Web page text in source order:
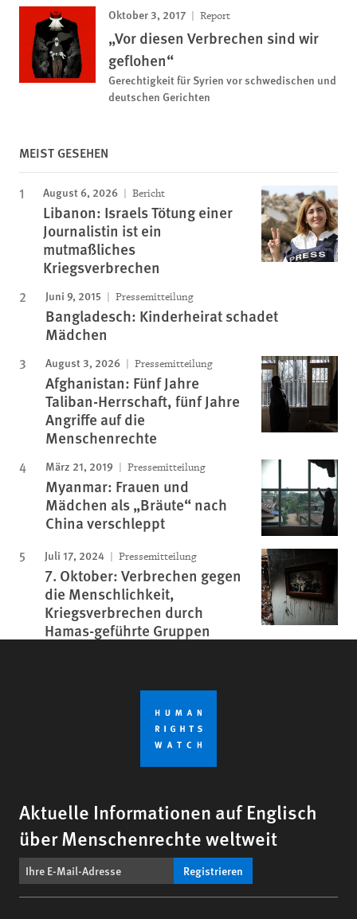
Oktober 3, 2017 Report
„Vor diesen Verbrechen sind wir
geflohen“
Gerechtigkeit für Syrien vor schwedischen und
deutschen Gerichten
MEIST GESEHEN
August 6, 2026 Bericht
Libanon: Israels Tötung einer
Journalistin ist ein
mutmaßliches
Kriegsverbrechen
Juni 9, 2015 Pressemitteilung
Bangladesch: Kinderheirat schadet
Mädchen
August 3, 2026 Pressemitteilung
Afghanistan: Fünf Jahre
Taliban-Herrschaft, fünf Jahre
Angriffe auf die
Menschenrechte
März 21, 2019 Pressemitteilung
Myanmar: Frauen und
Mädchen als „Bräute“ nach
China verschleppt
Juli 17, 2024 Pressemitteilung
7. Oktober: Verbrechen gegen
die Menschlichkeit,
Kriegsverbrechen durch
Hamas-geführte Gruppen
Aktuelle Informationen auf Englisch
über Menschenrechte weltweit
Registrieren